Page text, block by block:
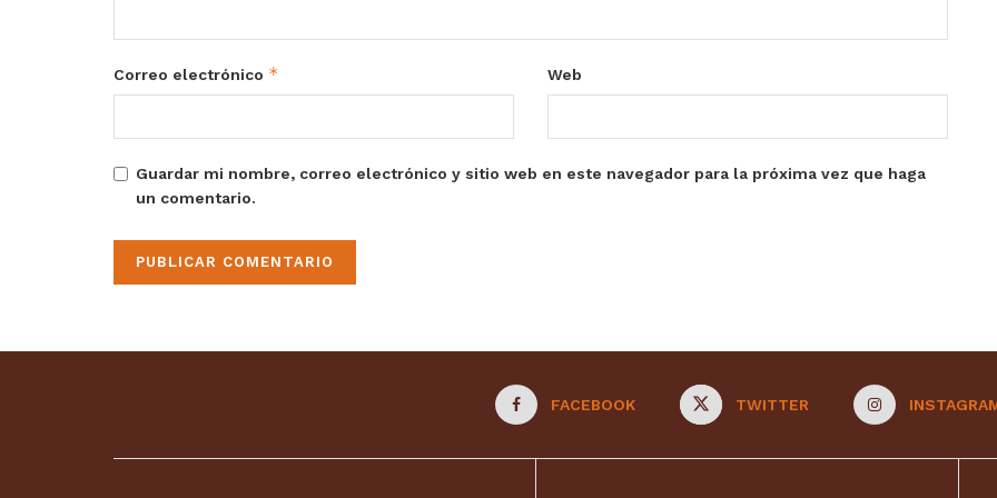
Correo electrónico * Web
Guardar mi nombre, correo electrónico y sitio web en este navegador para la próxima vez que haga
un comentario.
FACEBOOK TWITTER